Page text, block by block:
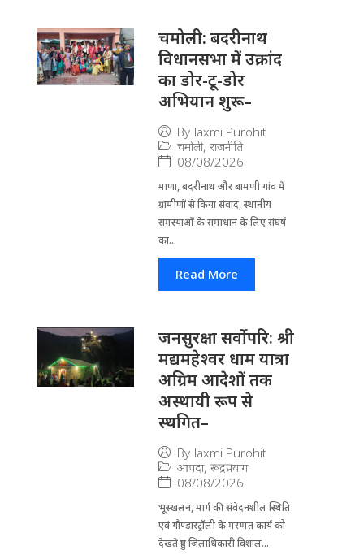
चमोली: बदरीनाथ
विधानसभा में उक्रांद
का डोर-टू-डोर
अभियान शुरू–
By laxmi Purohit
चमोली, राजनीति
08/08/2026
माणा, बदरीनाथ और बामणी गांव में
ग्रामीणों से किया संवाद, स्थानीय
समस्याओं के समाधान के लिए संघर्ष
का...
Read More
जनसुरक्षा सर्वोपरि: श्री
मद्यमहेश्वर धाम यात्रा
अग्रिम आदेशों तक
अस्थायी रूप से
स्थगित–
By laxmi Purohit
आपदा, रूद्रप्रयाग
08/08/2026
भूस्खलन, मार्ग की संवेदनशील स्थिति
एवं गौण्डारट्रॉली के मरम्मत कार्य को
देखते हुए जिलाधिकारी विशाल...